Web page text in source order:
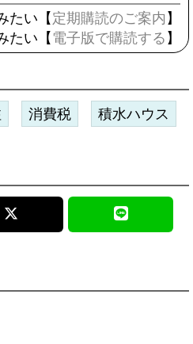
たい【 定期購読のご案内 】
たい【 電子版で購読する 】
消費税 積水ハウス